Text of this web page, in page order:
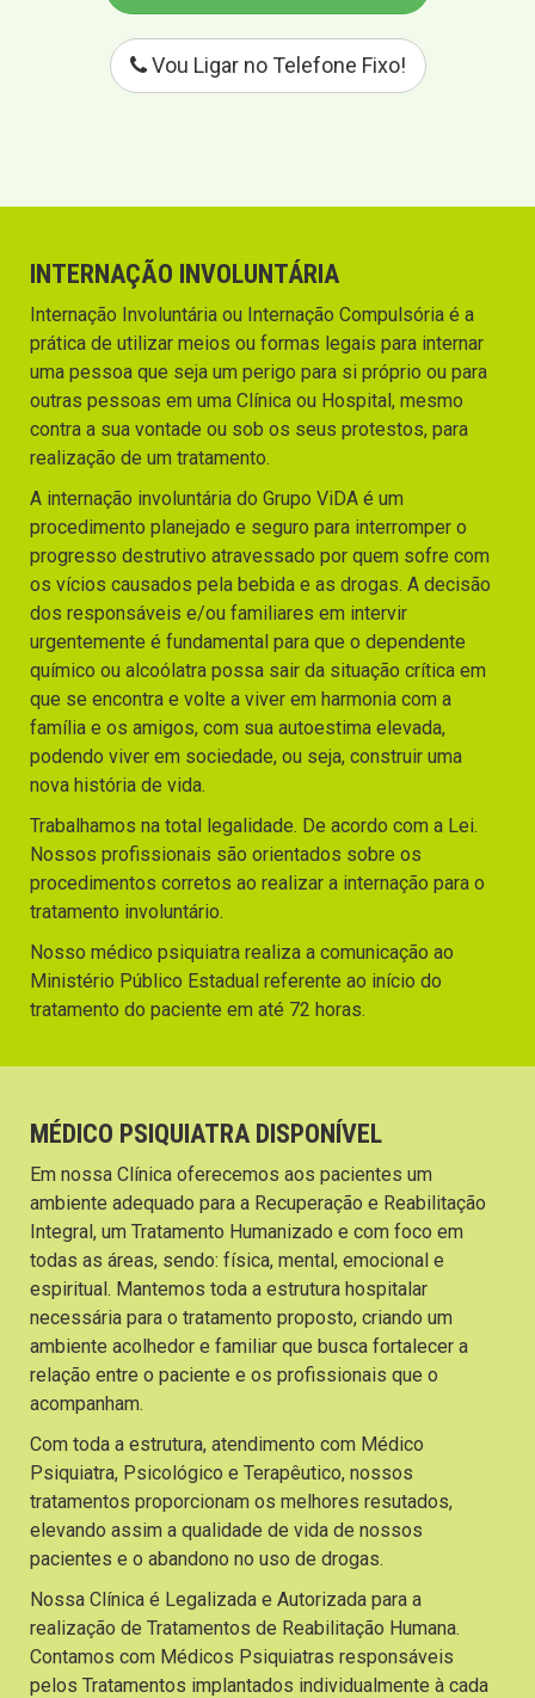
Vou Ligar no Telefone Fixo!
INTERNAÇÃO INVOLUNTÁRIA
Internação Involuntária ou Internação Compulsória é a
prática de utilizar meios ou formas legais para internar
uma pessoa que seja um perigo para si próprio ou para
outras pessoas em uma Clínica ou Hospital, mesmo
contra a sua vontade ou sob os seus protestos, para
realização de um tratamento.
A internação involuntária do Grupo ViDA é um
procedimento planejado e seguro para interromper o
progresso destrutivo atravessado por quem sofre com
os vícios causados pela bebida e as drogas. A decisão
dos responsáveis e/ou familiares em intervir
urgentemente é fundamental para que o dependente
químico ou alcoólatra possa sair da situação crítica em
que se encontra e volte a viver em harmonia com a
família e os amigos, com sua autoestima elevada,
podendo viver em sociedade, ou seja, construir uma
nova história de vida.
Trabalhamos na total legalidade. De acordo com a Lei.
Nossos profissionais são orientados sobre os
procedimentos corretos ao realizar a internação para o
tratamento involuntário.
Nosso médico psiquiatra realiza a comunicação ao
Ministério Público Estadual referente ao início do
tratamento do paciente em até 72 horas.
MÉDICO PSIQUIATRA DISPONÍVEL
Em nossa Clínica oferecemos aos pacientes um
ambiente adequado para a Recuperação e Reabilitação
Integral, um Tratamento Humanizado e com foco em
todas as áreas, sendo: física, mental, emocional e
espiritual. Mantemos toda a estrutura hospitalar
necessária para o tratamento proposto, criando um
ambiente acolhedor e familiar que busca fortalecer a
relação entre o paciente e os profissionais que o
acompanham.
Com toda a estrutura, atendimento com Médico
Psiquiatra, Psicológico e Terapêutico, nossos
tratamentos proporcionam os melhores resutados,
elevando assim a qualidade de vida de nossos
pacientes e o abandono no uso de drogas.
Nossa Clínica é Legalizada e Autorizada para a
realização de Tratamentos de Reabilitação Humana.
Contamos com Médicos Psiquiatras responsáveis
pelos Tratamentos implantados individualmente à cada